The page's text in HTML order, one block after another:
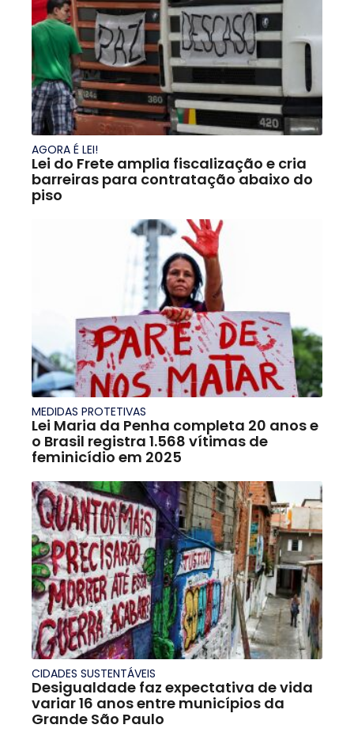
AGORA É LEI!
Lei do Frete amplia fiscalização e cria
barreiras para contratação abaixo do
piso
MEDIDAS PROTETIVAS
Lei Maria da Penha completa 20 anos e
o Brasil registra 1.568 vítimas de
feminicídio em 2025
CIDADES SUSTENTÁVEIS
Desigualdade faz expectativa de vida
variar 16 anos entre municípios da
Grande São Paulo